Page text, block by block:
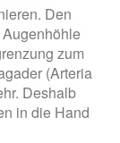
Den
zum
(Arteria
Deshalb
in die Hand